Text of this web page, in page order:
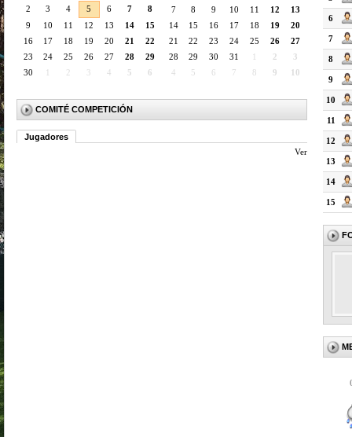
2
3 4 5 6 7
8
9
10 11 12 13 14
15
16
17 18 19 20 21
22
23
24 25 26 27 28
29
30
2 3 4 5 6
7
8 9 10 11 12
13
14
15 16 17 18 19
20
21
22 23 24 25 26
27
28
29 30 31 2
3
4
5 6 7 8 9 10
COMITÉ COMPETICIÓN
Jugadores
Ver
6
7
8
9
10
11
12
13
14
15